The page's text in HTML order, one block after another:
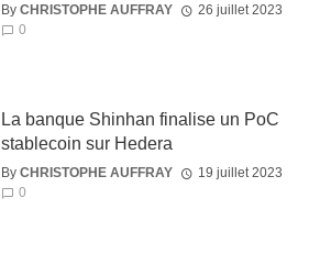
By CHRISTOPHE AUFFRAY
26 juillet 2023
0
La banque Shinhan finalise un PoC
stablecoin sur Hedera
By CHRISTOPHE AUFFRAY
19 juillet 2023
0